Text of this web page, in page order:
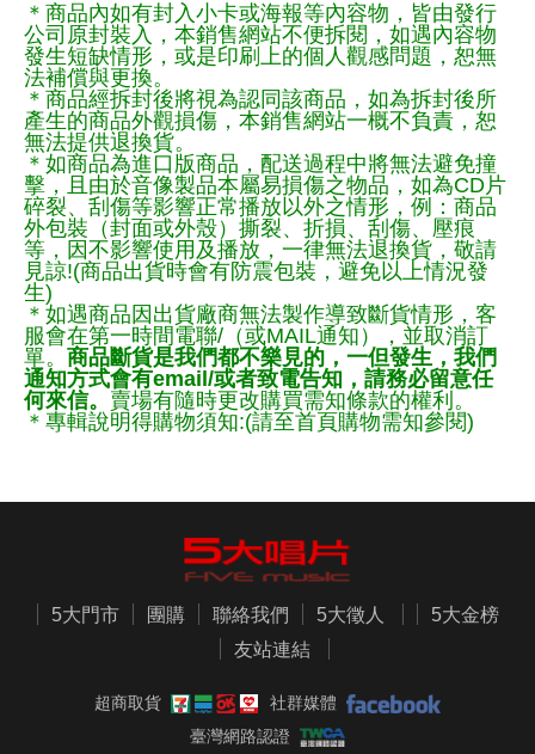
＊商品內如有封入小卡或海報等內容物，皆由發行
公司原封裝入，本銷售網站不便拆閱，如遇內容物
發生短缺情形，或是印刷上的個人觀感問題，恕無
法補償與更換。
＊商品經拆封後將視為認同該商品，如為拆封後所
產生的商品外觀損傷，本銷售網站一概不負責，恕
無法提供退換貨。
＊如商品為進口版商品，配送過程中將無法避免撞
擊，且由於音像製品本屬易損傷之物品，如為CD片
碎裂、刮傷等影響正常播放以外之情形，例：商品
外包裝（封面或外殼）撕裂、折損、刮傷、壓痕
等，因不影響使用及播放，一律無法退換貨，敬請
見諒!(商品出貨時會有防震包裝，避免以上情況發
生)
＊如遇商品因出貨廠商無法製作導致斷貨情形，客
服會在第一時間電聯/（或MAIL通知），並取消訂
單。 商品斷貨是我們都不樂見的，一但發生，我們
通知方式會有email/或者致電告知，請務必留意任
何來信。 賣場有隨時更改購買需知條款的權利。
＊專輯說明得購物須知:(請至首頁購物需知參閱)
5大門市 團購 聯絡我們 5大徵人
5大金榜
友站連結
超商取貨
社群媒體
臺灣網路認證